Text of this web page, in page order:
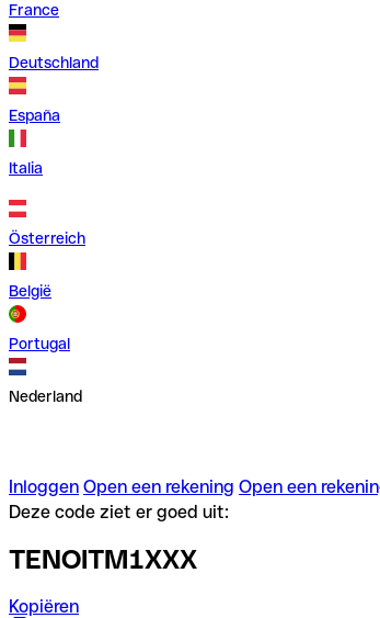
France
Deutschland
España
Italia
Österreich
België
Portugal
Nederland
Inloggen Open een rekening Open een
Deze code ziet er goed uit:
TENOITM1XXX
Kopiëren